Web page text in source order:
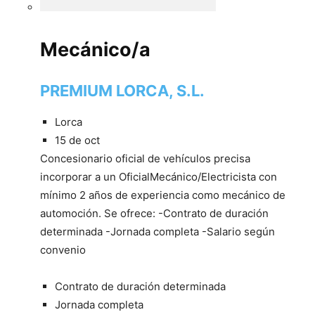
Mecánico/a
PREMIUM LORCA, S.L.
Lorca
15 de oct
Concesionario oficial de vehículos precisa
incorporar a un OficialMecánico/Electricista con
mínimo 2 años de experiencia como mecánico de
automoción. Se ofrece: -Contrato de duración
determinada -Jornada completa -Salario según
convenio
Contrato de duración determinada
Jornada completa